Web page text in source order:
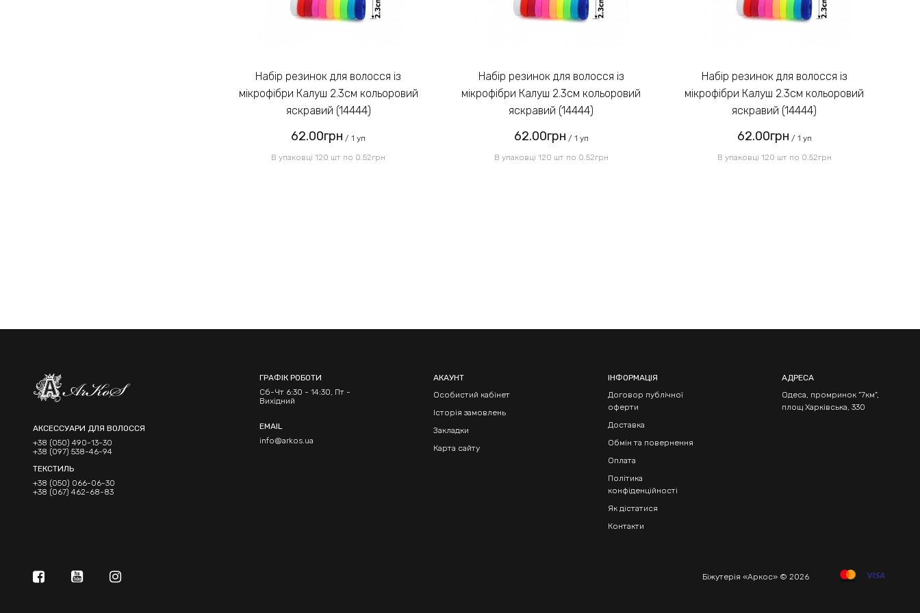
Надіслати
Набір резинок для волосся із
мікрофібри Калуш 2.3см кольоровий
яскравий (14444)
62.00грн / 1 уп
В упаковці 120 шт по 0.52грн
Набір резинок для волосся із
мікрофібри Калуш 2.3см кольоровий
яскравий (14444)
62.00грн / 1 уп
В упаковці 120 шт по 0.52грн
Набір резинок для волосся із
мікрофібри Калуш 2.3см кольоровий
яскравий (14444)
62.00грн / 1 уп
В упаковці 120 шт по 0.52грн
АКСЕССУАРИ ДЛЯ ВОЛОССЯ
+38 (050) 490-13-30
+38 (097) 538-46-94
ТЕКСТИЛЬ
+38 (050) 066-06-30
+38 (067) 462-68-83
ГРАФІК РОБОТИ
Сб-Чт 6:30 - 14:30, Пт -
Вихідний
EMAIL
info@arkos.ua
АКАУНТ
Особистий кабінет
Історія замовлень
Закладки
Карта сайту
ІНФОРМАЦІЯ
Договор публічної
оферти
Доставка
Обмін та повернення
Оплата
Політика
конфіденційності
Як дістатися
Контакти
АДРЕСА
Одеса, промринок "7км",
площ Харківська, 330
Біжутерія «Аркос» © 2026